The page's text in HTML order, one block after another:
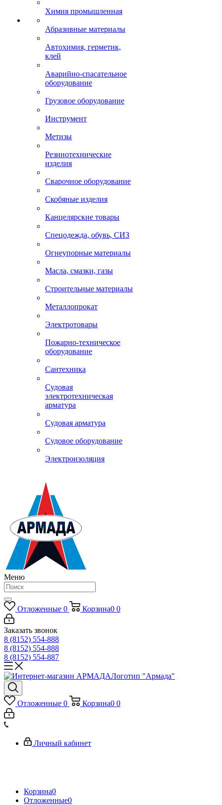
Химия промышленная
Абразивные материалы
Автохимия, герметик,
клей
Аварийно-спасательное
оборудование
Грузовое оборудование
Инструмент
Метизы
Резинотехнические
изделия
Сварочное оборудование
Скобяные изделия
Канцелярские товары
Спецодежда, обувь, СИЗ
Огнеупорные материалы
Масла, смазки, газы
Строительные материалы
Металлопрокат
Электротовары
Пожарно-техническое
оборудование
Сантехника
Судовая
электротехническая
арматура
Судовая арматура
Судовое оборудование
Электроизоляция
Меню
Отложенные 0 Корзина0 0
Заказать звонок
8 (8152) 554-888
8 (8152) 554-888
8 (8152) 554-887
Логотип "Армада"
Отложенные 0 Корзина0 0
Личный кабинет
Корзина0
Отложенные0